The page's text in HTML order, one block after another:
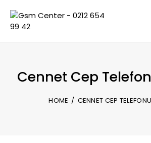
Cennet Cep
HOME CENNET CEP